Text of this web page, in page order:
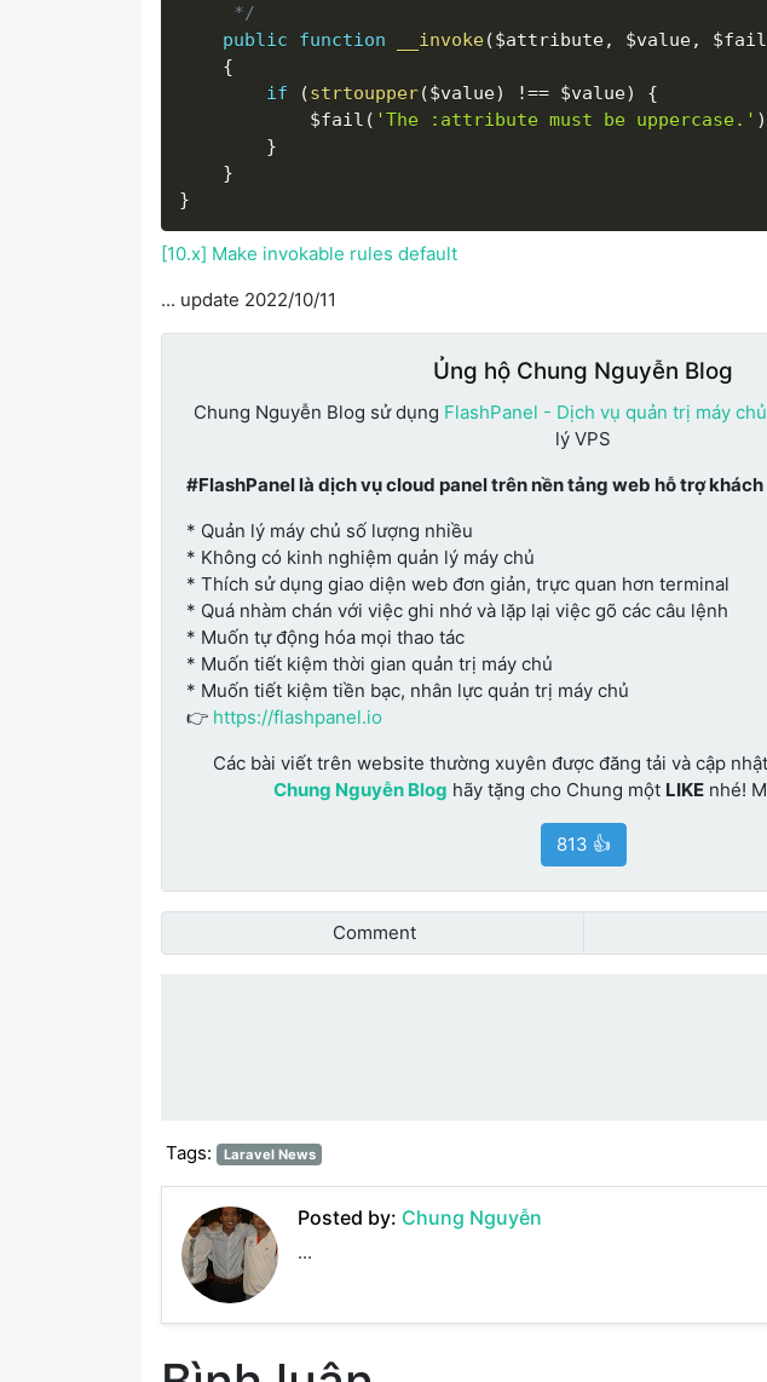
     */
public
function __invoke($attribute, $value, $fail
{
if
(strtoupper($value) !== $value)
{
$fail ( 'The :attribute must be uppercase.' )
}
}
}
[10.x] Make invokable rules default
... update 2022/10/11
Ủng hộ Chung Nguyễn Blog
Chung Nguyễn Blog sử dụng FlashPanel - Dịch vụ quản trị máy
lý VPS
#FlashPanel là dịch vụ cloud panel trên nền tảng web hỗ trợ
* Quản lý máy chủ số lượng nhiều
* Không có kinh nghiệm quản lý máy chủ
* Thích sử dụng giao diện web đơn giản, trực quan hơn terminal
* Quá nhàm chán với việc ghi nhớ và lặp lại việc gõ các câu lệnh
* Muốn tự động hóa mọi thao tác
* Muốn tiết kiệm thời gian quản trị máy chủ
* Muốn tiết kiệm tiền bạc, nhân lực quản trị máy chủ
👉 https://flashpanel.io
Các bài viết trên website thường xuyên được đăng tải và cập
Chung Nguyễn Blog hãy tặng cho Chung một LIKE nhé!
813 👍
Comment
Tags:
Laravel News
Posted by: Chung Nguyễn
...